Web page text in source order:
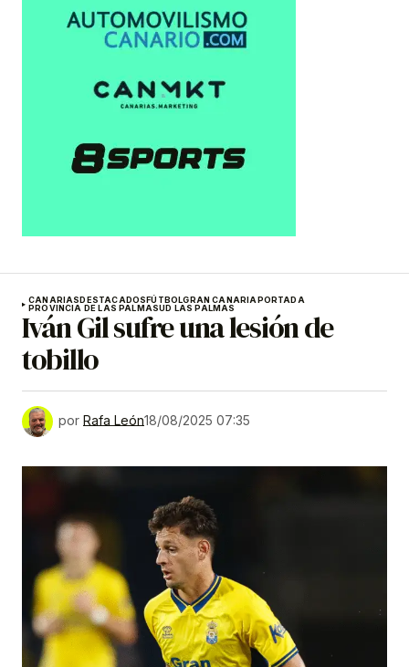
CANARIASDESTACADOSFÚTBOLGRAN CANARIAPORTADA
PROVINCIA DE LAS PALMASUD LAS PALMAS
Iván Gil sufre una lesión de
tobillo
por Rafa León18/08/2025 07:35